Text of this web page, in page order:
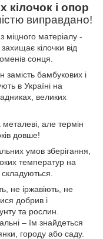
кілочок і опор
виправдано!
міцного матеріалу -
кілочки від
сонця.
замість бамбукових і
в Україні на
великих
але термін
довше!
умов зберігання,
температур на
не іржавіють, не
добрив і
та рослин.
– їм знайдеться
городу або саду.